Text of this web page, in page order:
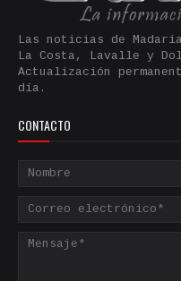
Las noticias de
La Costa, Lavalle y
Actualización
día.
CONTACTO